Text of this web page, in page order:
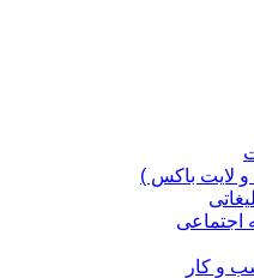
و لایت باکس )
اجتماعی
و کار